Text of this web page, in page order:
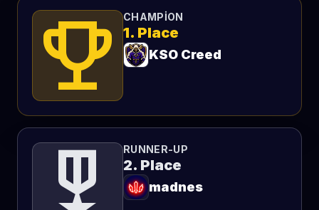
emoji_events CHAMPION
1. Place
KSO Creed
military_tech RUNNER-UP
2. Place
madnes